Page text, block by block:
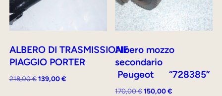
ALBERO DI TRASMISSIONE
PIAGGIO PORTER
218,00€ Il
139,00€Il
Albero mozzo
secondario
Peugeot “728385”
170,00€Il
150,00€